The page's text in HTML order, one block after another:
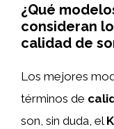
¿Qué
consideran
calidad de
Los mejores
términos de
son, sin duda, el